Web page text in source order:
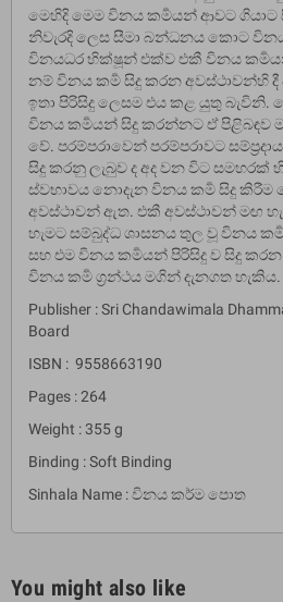
මෙහිදි මෙම විනය කර්‍මයන් ආවට ගියාට
නිවැරදි ලෙස සීමා බන්ධනය කොට විනය
විනයධර භික්ෂූන් එක්ව එකී විනය
නම් විනය කර්‍ම සිදු කරන අවස්ථාවන්හි
ඉතා පිරිසිදු ලෙසම එය කළ යුතු බැවිනි.
විනය කර්‍මයන් සිදු කරන්නට ඒ පිළිබඳව
වේ. පරම්පරාවෙන් පරම්පරාවට
සිදු කරනු ලැබුව ද අද වන විට
ස්වභාවය නොදැන විනය කර්‍ම සිදු
අවස්ථාවන් ඇත. එකී අවස්ථාවන් මඟ
හැමට සම්බුද්ධ ශාසනය තුල වූ විනය
සහ එම විනය කර්‍මයන් පිරිසිදු ව සිදු කරන
විනය කර්‍ම ග්‍රන්ථය මගින් දැනගත හැකිය.
Publisher : Sri Chandawimala
Board
ISBN : 9558663190
Pages : 264
Weight : 355 g
Binding : Soft Binding
Sinhala Name : විනය කර්ම පොත
You might also like